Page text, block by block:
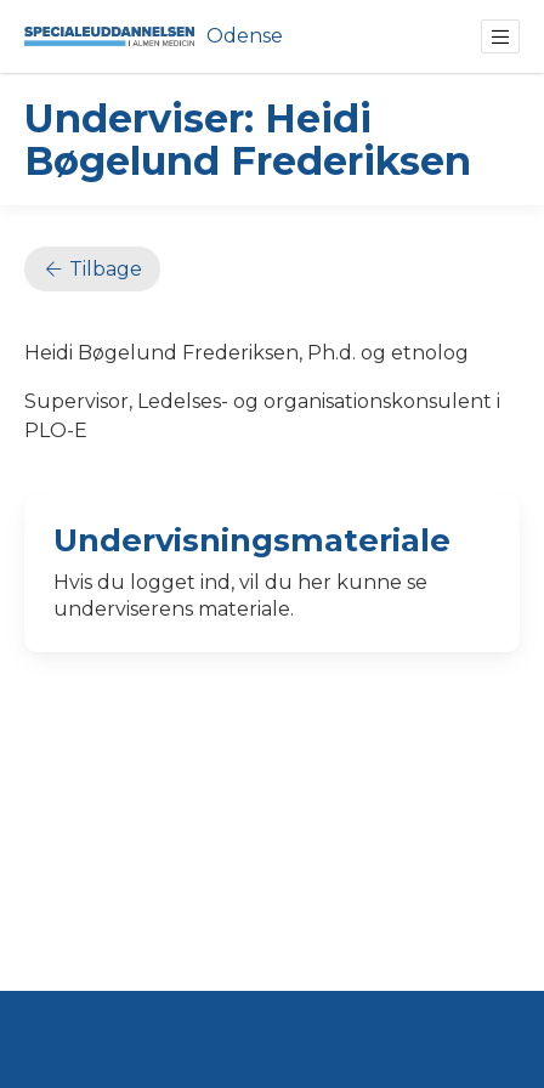
Odense
Underviser: Heidi
Bøgelund Frederiksen
Tilbage
Heidi Bøgelund Frederiksen, Ph.d. og etnolog
Supervisor, Ledelses- og organisationskonsulent i
PLO-E
Undervisningsmateriale
Hvis du logget ind, vil du her kunne se
underviserens materiale.